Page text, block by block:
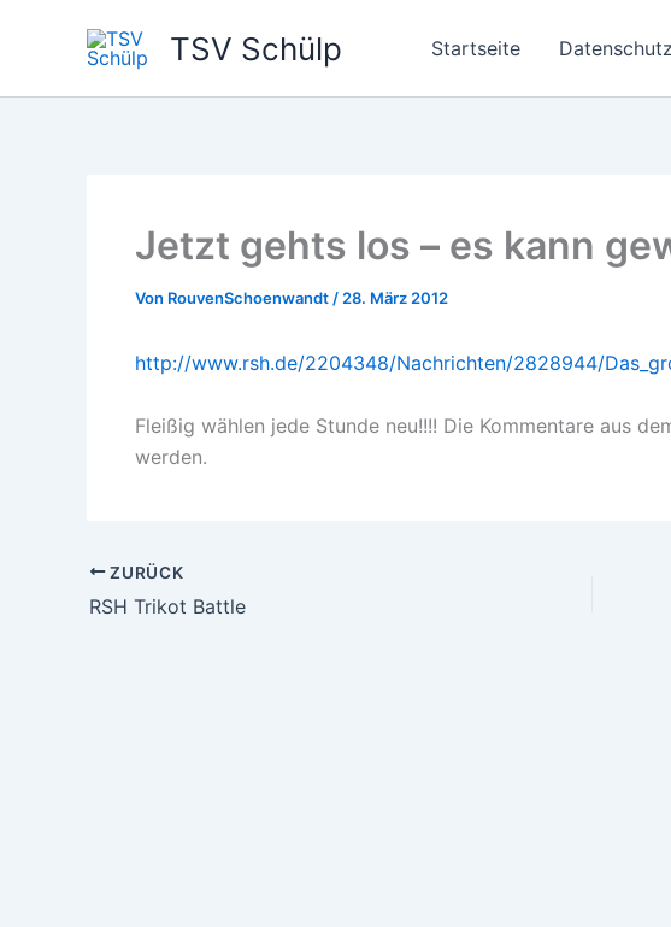
TSV Schülp Startseite
Jetzt gehts los – es kann
Von RouvenSchoenwandt / 28. März 2012
http://www.rsh.de/2204348/Nachrichten/2828944/
Fleißig wählen jede Stunde neu!!!! Die Kommentare aus
werden.
ZURÜCK
RSH Trikot Battle